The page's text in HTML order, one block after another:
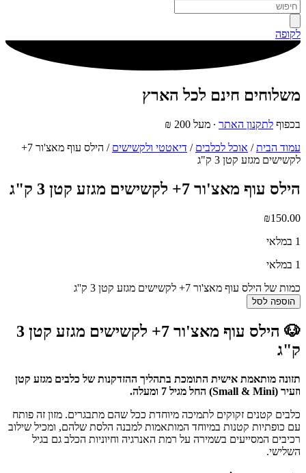
לקופה
משלוחים חינם לכל הארץ
בכפוף לתקנון האתר ∙ מעל 200 ₪
עמוד הבית/ אוכל לכלבים / דיאטטי ולקשישים
/ הילס עוף מאצ'ור 7+
לקשישים מגזע קטן 3 ק"ג
הילס עוף מאצ'ור 7+ לקשישים מגזע קטן 3 ק"ג
₪150.00
1 במלאי
1 במלאי
כמות של הילס עוף מאצ'ור 7+ לקשישים מגזע קטן 3 ק''ג
הוספה לסל
🐶 הילס עוף מאצ'ור 7+ לקשישים מגזע קטן 3
ק"ג
תזונה מותאמת אישית התומכת בתהליך ההזדקנות של כלבים מגזע קטן
וזעיר (Small & Mini) החל מגיל 7 ומעלה.
כלבים קטנים זקוקים לתמיכה מיוחדת ככל שהם מתבגרים. מזון זה פותח
עם כופתיות קטנות במיוחד המותאמות למבנה הלסת שלהם, ומכיל שילוב
רכיבים המסייעים בשמירה על רמת האנרגיה וחיוניות הכלב גם בגיל
השלישי.